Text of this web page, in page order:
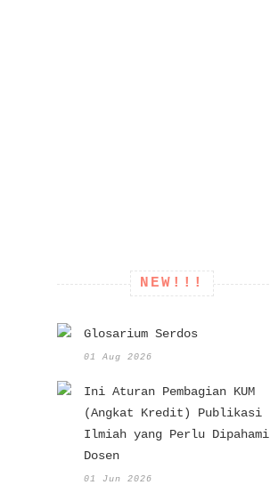
NEW!!!
Glosarium Serdos
01 Aug 2026
Ini Aturan Pembagian KUM
(Angkat Kredit) Publikasi
Ilmiah yang Perlu Dipahami
Dosen
01 Jun 2026